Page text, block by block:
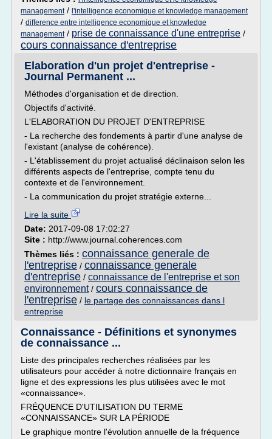
management/ l'intelligence economique et knowledge management
/ difference entre intelligence economique et knowledge
management/ prise de connaissance d'une entreprise /
cours connaissance d'entreprise
Elaboration d'un projet d'entreprise -
Journal Permanent ...
Méthodes d'organisation et de direction.
Objectifs d'activité.
L'ELABORATION DU PROJET D'ENTREPRISE
- La recherche des fondements à partir d'une analyse de
l'existant (analyse de cohérence).
- L'établissement du projet actualisé déclinaison selon les
différents aspects de l'entreprise, compte tenu du
contexte et de l'environnement.
- La communication du projet stratégie externe...
Lire la suite
Date: 2017-09-08 17:02:27
Site : http://www.journal.coherences.com
Thèmes liés : connaissance generale de
l'entreprise / connaissance generale
d'entreprise / connaissance de l'entreprise et son
environnement/ cours connaissance de
l'entreprise / le partage des connaissances dans l
entreprise
Connaissance - Définitions et synonymes
de connaissance ...
Liste des principales recherches réalisées par les
utilisateurs pour accéder à notre dictionnaire français en
ligne et des expressions les plus utilisées avec le mot
«connaissance».
FRÉQUENCE D'UTILISATION DU TERME
«CONNAISSANCE» SUR LA PÉRIODE
Le graphique montre l'évolution annuelle de la fréquence